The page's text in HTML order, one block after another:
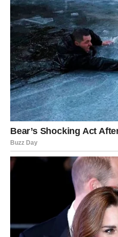
Za Vodolije koje su u vezi ili
harmonije.
Partner će pokazivati više
Biće više zajedničkih planova.
Više razumijevanja.
I više razloga da vjerujete
Mnogi odnosi će upravo sada